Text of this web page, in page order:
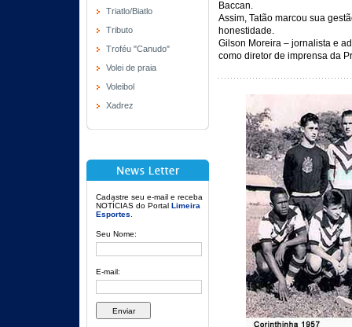
Triatlo/Biatlo
Tributo
Troféu "Canudo"
Volei de praia
Voleibol
Xadrez
Cadastre seu e-mail e receba
NOTÍCIAS do Portal Limeira
Esportes
Seu Nome:
E-mail:
Baccan.
Assim, Tatão marcou sua
honestidade.
Gilson Moreira – jornalista e
como diretor de imprensa da